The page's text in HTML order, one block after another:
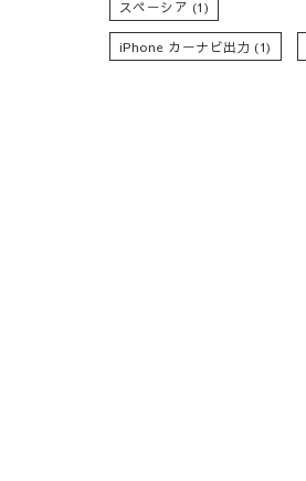
スペーシア (1)
iPhone カーナビ出力 (1)